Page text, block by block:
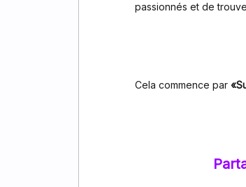
passionnés et de
Cela commence par